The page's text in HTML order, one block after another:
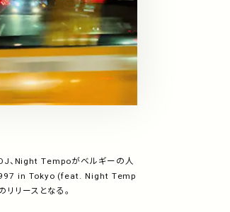
、Night Tempoがベルギーの人
in Tokyo (feat. Night Temp
リースとなる。